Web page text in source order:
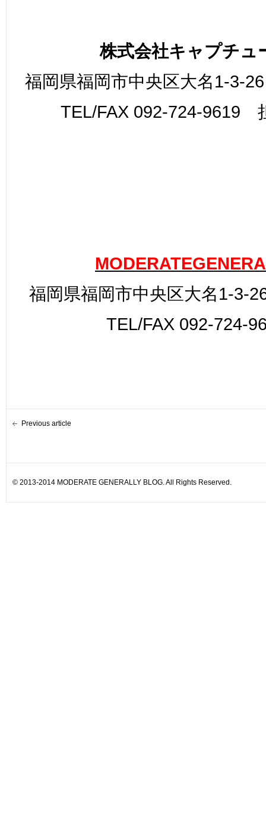
株式会社キャプチュ
福岡県福岡市中央区大名1-3-
TEL/FAX 092-724-9619
福岡県福岡市中央区大名1-3-
TEL/FAX 092-724-
Previous article
© 2013-2014 MODERATE GENERALLY BLOG. All Rights Reserved.